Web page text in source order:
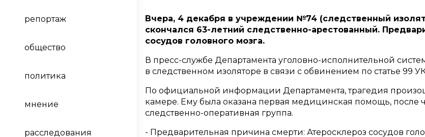
репортаж
общество
политика
мнение
расследования
Вчера, 4 декабря в учреждении №74 (следственный
скончался 63-летний следственно-арестованный.
сосудов головного мозга.
В пресс-службе Департамента уголовно-исполнительной
в следственном изоляторе в связи с обвинением по статье 99
По официальной информации Департамента, трагедия
камере. Ему была оказана первая медицинская помощь, после
следственно-оперативная группа.
- Предварительная причина смерти: Атеросклероз сосудов